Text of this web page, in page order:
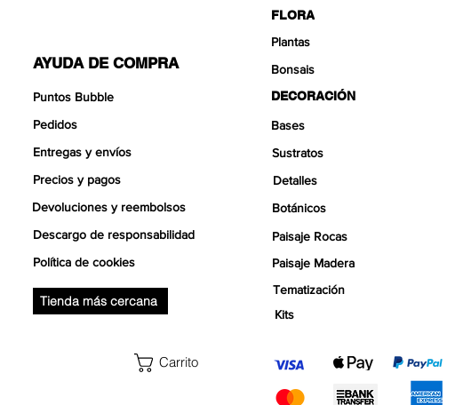
AYUDA DE COMPRA
Puntos Bubble
Pedidos
Entregas y envíos
Precios y pagos
Devoluciones y reembolsos
Descargo de responsabilidad
Política de cookies
Tienda más cercana
Carrito
FLORA
Plantas
Bonsais
DECORACIÓN
Bases
Sustratos
Detalles
Botánicos
Paisaje Rocas
Paisaje Madera
Tematización
Kits